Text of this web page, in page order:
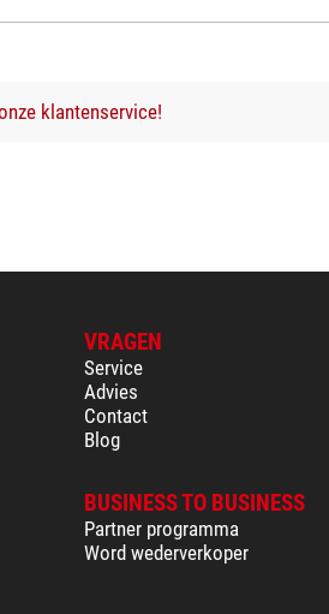
klantenservice!
VRAGEN
Service
Advies
Contact
Blog
BUSINESS TO BUSINESS
Partner programma
Word wederverkoper